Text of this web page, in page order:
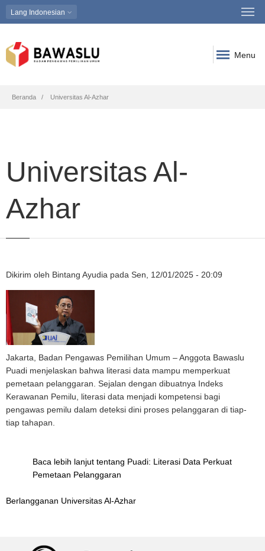
Lang Indonesian
Menu
Breadcrumb
Beranda Universitas Al-Azhar
Universitas Al-
Azhar
Dikirim oleh Bintang Ayudia pada Sen, 12/01/2025 - 20:09
Jakarta, Badan Pengawas Pemilihan Umum – Anggota Bawaslu
Puadi menjelaskan bahwa literasi data mampu memperkuat
pemetaan pelanggaran. Sejalan dengan dibuatnya Indeks
Kerawanan Pemilu, literasi data menjadi kompetensi bagi
pengawas pemilu dalam deteksi dini proses pelanggaran di tiap-
tiap tahapan.
Baca lebih lanjut tentang Puadi: Literasi Data Perkuat
Pemetaan Pelanggaran
Berlangganan Universitas Al-Azhar